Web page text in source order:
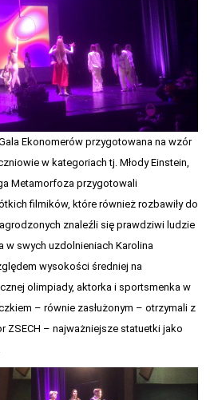
Ekonomerów przygotowana na wzór
w kategoriach tj. Młody Einstein,
Metamorfoza przygotowali
filmików, które również rozbawiły do
znaleźli się prawdziwi ludzie
w swych uzdolnieniach Karolina
wysokości średniej na
olimpiady, aktorka i sportsmenka w
– równie zasłużonym – otrzymali z
ZSECH – najważniejsze statuetki jako